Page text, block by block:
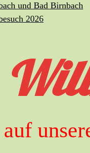
und Bad Birnbach
2026
auf